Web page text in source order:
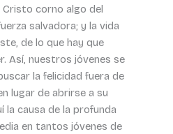
corno algo del
salvadora; y la vida
de lo que hay que
Así, nuestros jóvenes se
la felicidad fuera de
lugar de abrirse a su
la causa de la profunda
en tantos jóvenes de